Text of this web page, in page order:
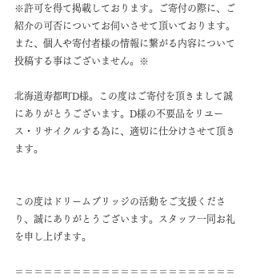
※許可を得て掲載しております。ご寄付の際に、ご
紹介の可否についてお伺いさせて頂いております。
また、個人や寄付者様の情報に繋がる内容について
投稿する事はございません。※
北海道寿都町D様。この度はご寄付を頂きまして誠
にありがとうございます。D様の不要品をリユー
ス・リサイクルする為に、適切に仕分けさせて頂き
ます。
この度はドリームブリッジの活動をご支援くださ
り、誠にありがとうございます。スタッフ一同お礼
を申し上げます。
＝＝＝＝＝＝＝＝＝＝＝＝＝＝＝＝＝＝＝＝＝＝＝